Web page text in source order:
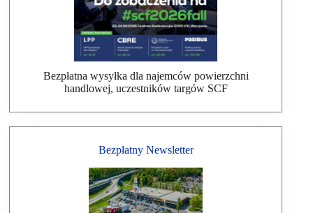
Bezpłatna wysyłka dla najemców powierzchni
handlowej, uczestników targów SCF
Bezpłatny Newsletter